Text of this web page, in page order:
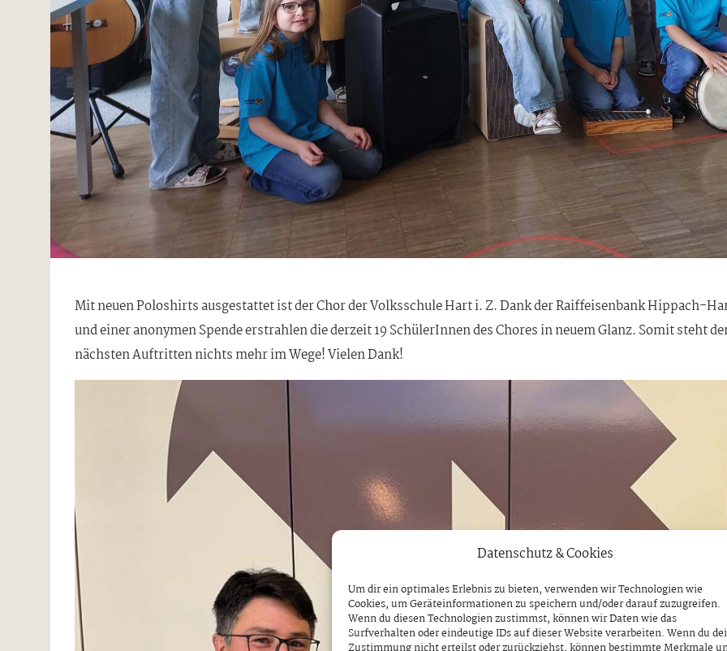
Datenschutz & Cookies
Um dir ein optimales Erlebnis zu bieten, verwenden wir Technologien wie
Cookies, um Geräteinformationen zu speichern und/oder darauf zuzugreifen.
Wenn du diesen Technologien zustimmst, können wir Daten wie das
Surfverhalten oder eindeutige IDs auf dieser Website verarbeiten. Wenn du
Mit neuen Poloshirts ausgestattet ist der Chor der Volksschule Hart i. Z. Dank der Raiffeisenbank Hippach-
und einer anonymen Spende erstrahlen die derzeit 19 SchülerInnen des Chores in neuem Glanz. Somit steht
nächsten Auftritten nichts mehr im Wege! Vielen Dank!